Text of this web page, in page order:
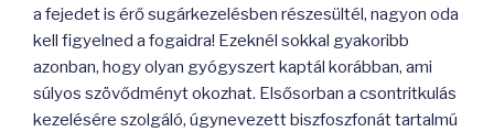
a fejedet is érő sugárkezelésben részesültél, nagyon oda
kell figyelned a fogaidra! Ezeknél sokkal gyakoribb
azonban, hogy olyan gyógyszert kaptál korábban, ami
súlyos szövődményt okozhat. Elsősorban a csontritkulás
kezelésére szolgáló, úgynevezett biszfoszfonát tartalmú